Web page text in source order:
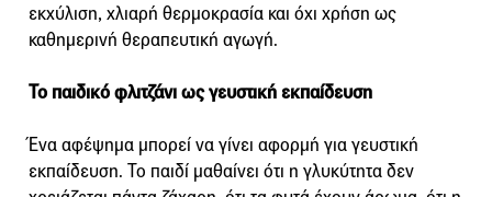
εκχύλιση, χλιαρή θερμοκρασία και όχι χρήση ως
καθημερινή θεραπευτική αγωγή.
Το παιδικό φλιτζάνι ως γευστική εκπαίδευση
Ένα αφέψημα μπορεί να γίνει αφορμή για γευστική
εκπαίδευση. Το παιδί μαθαίνει ότι η γλυκύτητα δεν